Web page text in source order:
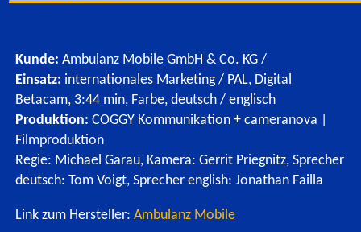
Kunde: Ambulanz Mobile GmbH & Co. KG /
Einsatz: internationales Marketing / PAL, Digital
Betacam, 3:44 min, Farbe, deutsch / englisch
Produktion: COGGY Kommunikation + cameranova |
Filmproduktion
Regie: Michael Garau, Kamera: Gerrit Priegnitz, Sprecher
deutsch: Tom Voigt, Sprecher english: Jonathan Failla
Link zum Hersteller:Ambulanz Mobile